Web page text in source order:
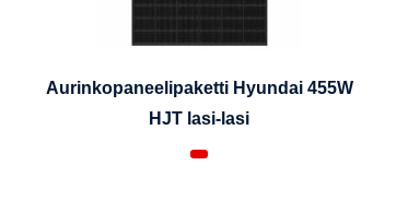
Aurinkopaneelipaketti Hyundai 455W
HJT lasi-lasi